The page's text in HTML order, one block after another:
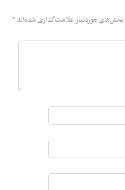
بخش‌های موردنیاز علامت‌گذاری شده‌اند *